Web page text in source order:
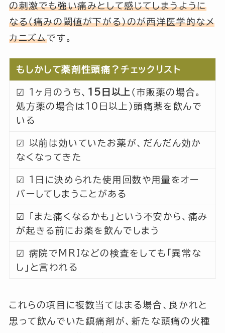
の刺激でも強い痛みとして感じてしまうように
なる（痛みの閾値が下がる）のが西洋医学的なメ
カニズムです。
もしかして薬剤性頭痛？チェックリスト
☑︎ 1ヶ月のうち、 15日以上 （市販薬の場合。
処方薬の場合は10日以上）頭痛薬を飲んで
いる
☑︎ 以前は効いていたお薬が、だんだん効か
なくなってきた
☑︎ 1日に決められた使用回数や用量をオー
バーしてしまうことがある
☑︎ 「また痛くなるかも」という不安から、痛み
が起きる前にお薬を飲んでしまう
☑︎ 病院でMRIなどの検査をしても「異常な
し」と言われる
これらの項目に複数当てはまる場合、良かれと
思って飲んでいた鎮痛剤が、新たな頭痛の火種